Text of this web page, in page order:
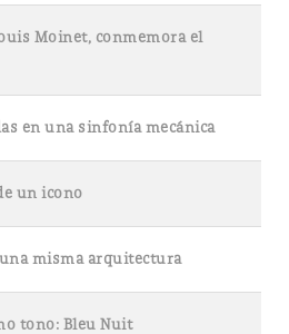
Moinet, conmemora el
en una sinfonía mecánica
un icono
misma arquitectura
tono: Bleu Nuit